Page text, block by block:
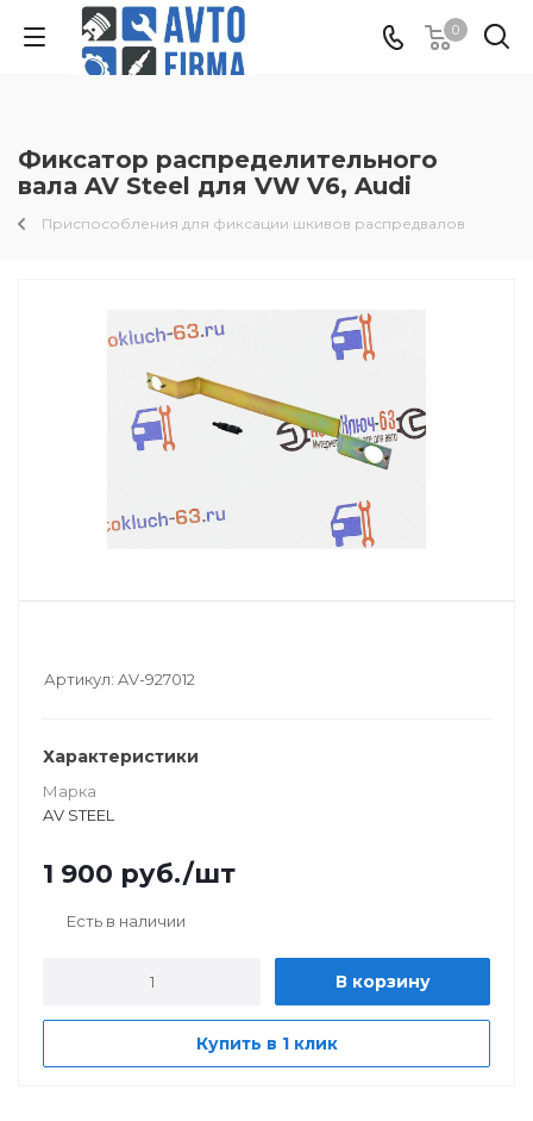
0
Фиксатор распределительного
вала AV Steel для VW V6, Audi
Приспособления для фиксации шкивов распредвалов
Артикул: AV-927012
Характеристики
Марка
AV STEEL
1 900 руб./шт
Есть в наличии
В корзину
Купить в 1 клик